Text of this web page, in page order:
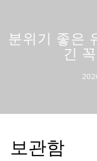
분위기 좋은
긴
보관함